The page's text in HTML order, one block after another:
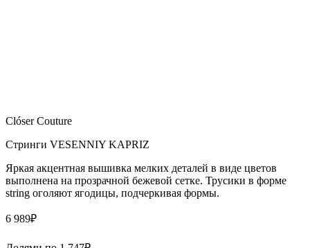
Clóser Couture
Стринги VESENNIY KAPRIZ
Яркая акцентная вышивка мелких деталей в виде цветов
выполнена на прозрачной бежевой сетке. Трусики в форме
string оголяют ягодицы, подчеркивая формы.
6 989₽